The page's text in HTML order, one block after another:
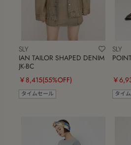
SLY
IAN TAILOR SHAPED DENIM
JK-BC
￥8,415(55%OFF)
タイムセール
SLY
￥
タイ